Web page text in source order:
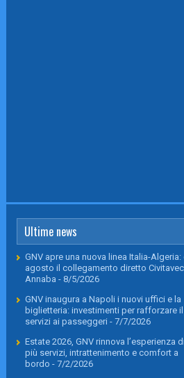
Ultime news
GNV apre una nuova linea Italia-Algeria:
agosto il collegamento diretto
Annaba - 8/5/2026
GNV inaugura a Napoli i nuovi uffici e la
biglietteria: investimenti per rafforzare
servizi ai passeggeri - 7/7/2026
Estate 2026, GNV rinnova l’esperienza
più servizi, intrattenimento e comfort a
bordo - 7/2/2026